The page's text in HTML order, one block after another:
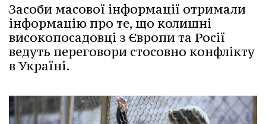
Засоби масової інформації отримали
інформацію про те, що колишні
високопосадовці з Європи та Росії
ведуть переговори стосовно конфлікту
в Україні.